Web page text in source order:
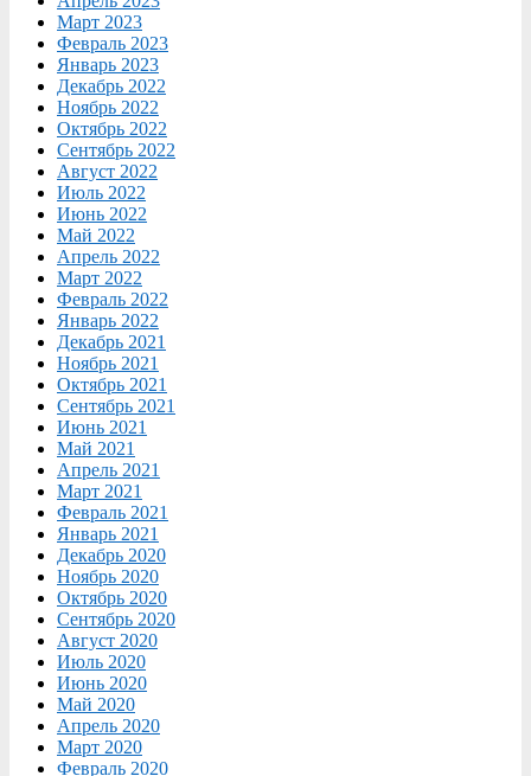
Март 2023
Февраль 2023
Январь 2023
Декабрь 2022
Ноябрь 2022
Октябрь 2022
Сентябрь 2022
Август 2022
Июль 2022
Июнь 2022
Май 2022
Апрель 2022
Март 2022
Февраль 2022
Январь 2022
Декабрь 2021
Ноябрь 2021
Октябрь 2021
Сентябрь 2021
Июнь 2021
Май 2021
Апрель 2021
Март 2021
Февраль 2021
Январь 2021
Декабрь 2020
Ноябрь 2020
Октябрь 2020
Сентябрь 2020
Август 2020
Июль 2020
Июнь 2020
Май 2020
Апрель 2020
Март 2020
Февраль 2020